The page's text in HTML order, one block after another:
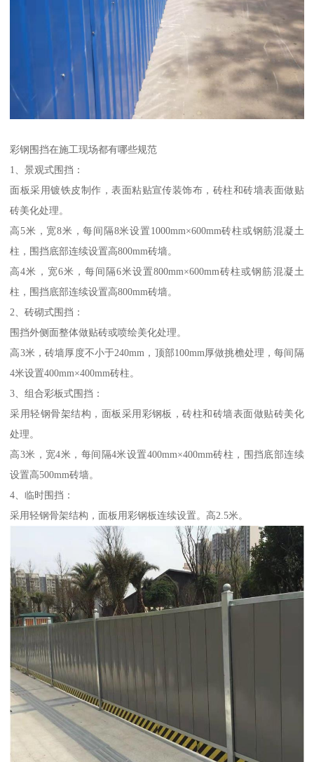
彩钢围挡在施工现场都有哪些规范
1、景观式围挡：
面板采用镀铁皮制作，表面粘贴宣传装饰布，砖柱和砖墙表面做贴
砖美化处理。
高5米，宽8米，每间隔8米设置1000mm×600mm砖柱或钢筋混凝土
柱，围挡底部连续设置高800mm砖墙。
高4米，宽6米，每间隔6米设置800mm×600mm砖柱或钢筋混凝土
柱，围挡底部连续设置高800mm砖墙。
2、砖砌式围挡：
围挡外侧面整体做贴砖或喷绘美化处理。
高3米，砖墙厚度不小于240mm，顶部100mm厚做挑檐处理，每间隔
4米设置400mm×400mm砖柱。
3、组合彩板式围挡：
采用轻钢骨架结构，面板采用彩钢板，砖柱和砖墙表面做贴砖美化
处理。
高3米，宽4米，每间隔4米设置400mm×400mm砖柱，围挡底部连续
设置高500mm砖墙。
4、临时围挡：
采用轻钢骨架结构，面板用彩钢板连续设置。高2.5米。